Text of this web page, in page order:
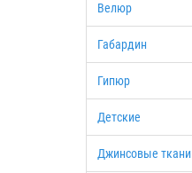
Велюр
Габардин
Гипюр
Детские
Джинсовые ткани